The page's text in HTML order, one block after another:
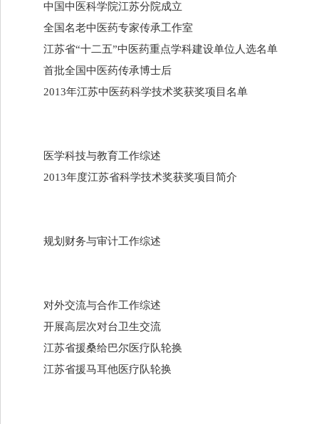
中国中医科学院江苏分院成立
全国名老中医药专家传承工作室
江苏省“十二五”中医药重点学科建设单位人选名单
首批全国中医药传承博士后
2013年江苏中医药科学技术奖获奖项目名单
医学科技与教育工作综述
2013年度江苏省科学技术奖获奖项目简介
规划财务与审计工作综述
对外交流与合作工作综述
开展高层次对台卫生交流
江苏省援桑给巴尔医疗队轮换
江苏省援马耳他医疗队轮换